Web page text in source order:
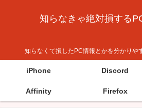
知らなきゃ絶対損する
知らなくて損したPC情報とかを分かりや
iPhone Discord
Affinity Firefox